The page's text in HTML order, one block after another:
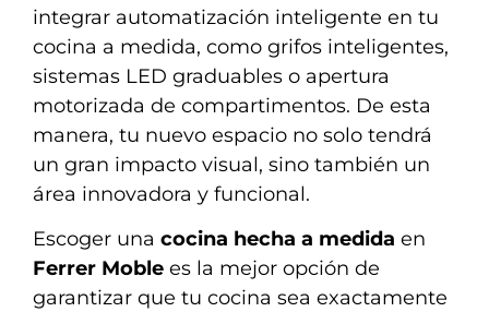
integrar automatización inteligente en tu
cocina a medida, como grifos inteligentes,
sistemas LED graduables o apertura
motorizada de compartimentos. De esta
manera, tu nuevo espacio no solo tendrá
un gran impacto visual, sino también un
área innovadora y funcional.
Escoger una cocina hecha a medida en
Ferrer Moble es la mejor opción de
garantizar que tu cocina sea exactamente